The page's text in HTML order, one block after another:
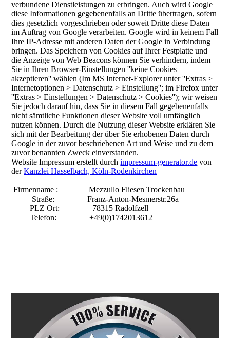
verbundene Dienstleistungen zu erbringen. Auch wird Google
diese Informationen gegebenenfalls an Dritte übertragen, sofern
dies gesetzlich vorgeschrieben oder soweit Dritte diese Daten
im Auftrag von Google verarbeiten. Google wird in keinem Fall
Ihre IP-Adresse mit anderen Daten der Google in Verbindung
bringen. Das Speichern von Cookies auf Ihrer Festplatte und
die Anzeige von Web Beacons können Sie verhindern, indem
Sie in Ihren Browser-Einstellungen ''keine Cookies
akzeptieren'' wählen (Im MS Internet-Explorer unter ''Extras >
Internetoptionen > Datenschutz > Einstellung''; im Firefox unter
''Extras > Einstellungen > Datenschutz > Cookies''); wir weisen
Sie jedoch darauf hin, dass Sie in diesem Fall gegebenenfalls
nicht sämtliche Funktionen dieser Website voll umfänglich
nutzen können. Durch die Nutzung dieser Website erklären Sie
sich mit der Bearbeitung der über Sie erhobenen Daten durch
Google in der zuvor beschriebenen Art und Weise und zu dem
zuvor benannten Zweck einverstanden.
Website Impressum erstellt durchimpressum-generator.de von
derKanzlei Hasselbach, Köln-Rodenkirchen
Firmenname : Mezzullo Fliesen Trockenbau
Straße: Franz-Anton-Mesmerstr.26a
PLZ Ort: 78315 Radolfzell
Telefon: +49(0)1742013612